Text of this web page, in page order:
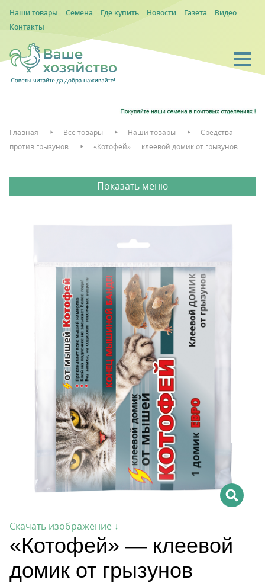
Наши товары Семена Где купить Новости Газета
Видео
Контакты
Главная Все товары Наши товары
Средства
против грызунов
«Котофей» — клеевой домик от грызунов
Скачать изображение ↓
«Котофей» — клеевой
домик от грызунов